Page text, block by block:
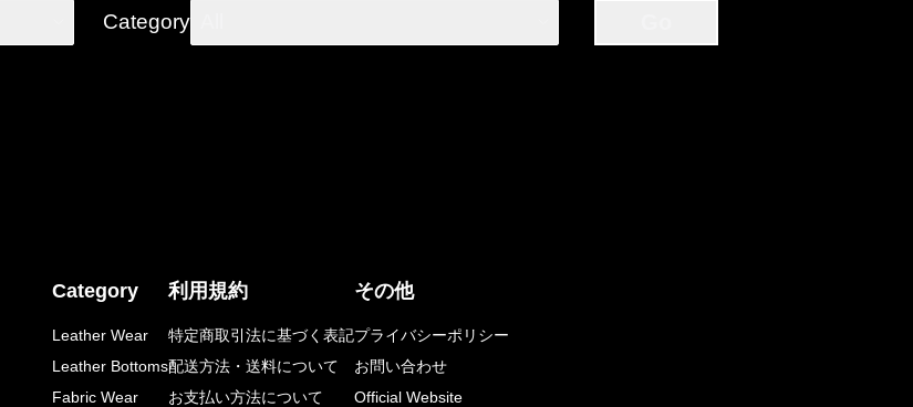
Category
Category
Leather Wear
Leather Bottoms
Fabric Wear
利用規約
特定商取引法に基づく表記
配送方法・送料について
お支払い方法について
その他
プライバシーポリシー
お問い合わせ
Official Website